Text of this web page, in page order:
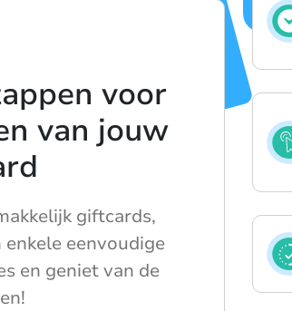
voor
van jouw
giftcards,
eenvoudige
en geniet van de